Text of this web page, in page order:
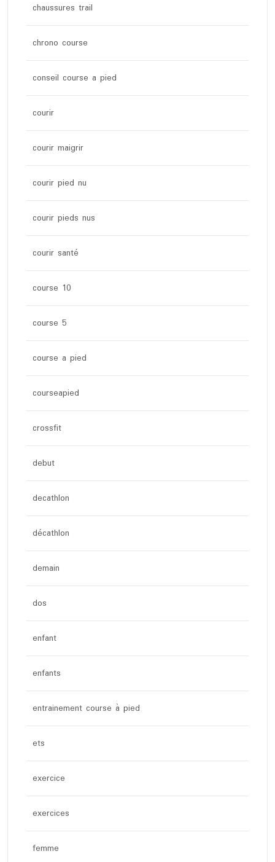
chaussures trail
chrono course
conseil course a pied
courir
courir maigrir
courir pied nu
courir pieds nus
courir santé
course 10
course 5
course a pied
courseapied
crossfit
debut
decathlon
décathlon
demain
dos
enfant
enfants
entrainement course à pied
ets
exercice
exercices
femme